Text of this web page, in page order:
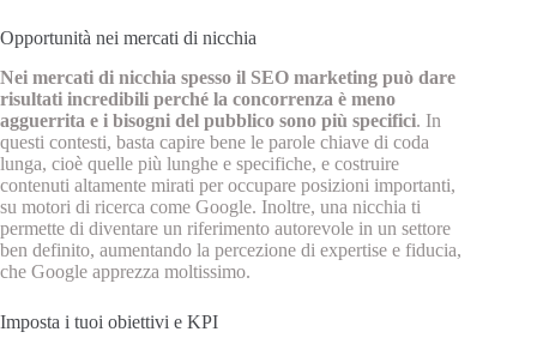
Opportunità nei mercati di nicchia
Nei mercati di nicchia spesso il SEO marketing può dare
risultati incredibili perché la concorrenza è meno
agguerrita e i bisogni del pubblico sono più specifici. In
questi contesti, basta capire bene le parole chiave di coda
lunga, cioè quelle più lunghe e specifiche, e costruire
contenuti altamente mirati per occupare posizioni importanti,
su motori di ricerca come Google. Inoltre, una nicchia ti
permette di diventare un riferimento autorevole in un settore
ben definito, aumentando la percezione di expertise e fiducia,
che Google apprezza moltissimo.
Imposta i tuoi obiettivi e KPI